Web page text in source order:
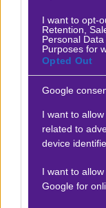
I want to opt-
Retention,
Personal
Purposes for
Opted Out
Google
I want to
related to
device
I want to
Google for
Ο
Κίνα 21.04.2026